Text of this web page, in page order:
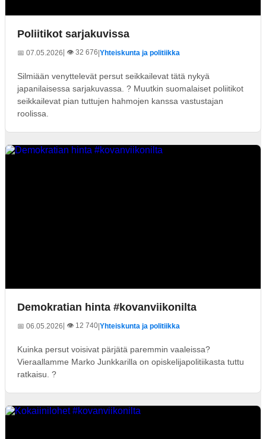
Poliitikot sarjakuvissa
📅 07.05.2026| 👁️ 32 676 Yhteiskunta ja politiikka
Silmiään venyttelevät persut seikkailevat tätä nykyä
japanilaisessa sarjakuvassa. ? Muutkin suomalaiset poliitikot
seikkailevat pian tuttujen hahmojen kanssa vastustajan
roolissa.
Demokratian hinta #kovanviikonilta
📅 06.05.2026| 👁️ 12 740 Yhteiskunta ja politiikka
Kuinka persut voisivat pärjätä paremmin vaaleissa?
Vieraallamme Marko Junkkarilla on opiskelijapolitiikasta tuttu
ratkaisu. ?